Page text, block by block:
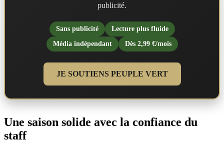
publicité.
Sans publicité
Lecture plus fluide
Média indépendant
Dès 2,99 €/mois
JE SOUTIENS PEUPLE VERT
Une saison solide avec la confiance du
staff